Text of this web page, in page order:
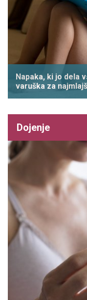
Napaka, ki jo dela
varuška za
Dojenje